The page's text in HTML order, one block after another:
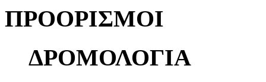
ΠΡΟΟΡΙΣΜΟΙ
ΔΡΟΜΟΛΟΓΙΑ